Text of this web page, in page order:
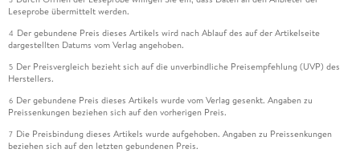
Leseprobe übermittelt werden.
4 Der gebundene Preis dieses Artikels wird nach Ablauf des auf der Artikelseite
dargestellten Datums vom Verlag angehoben.
5 Der Preisvergleich bezieht sich auf die unverbindliche Preisempfehlung (UVP) des
Herstellers.
6 Der gebundene Preis dieses Artikels wurde vom Verlag gesenkt. Angaben zu
Preissenkungen beziehen sich auf den vorherigen Preis.
7 Die Preisbindung dieses Artikels wurde aufgehoben. Angaben zu Preissenkungen
beziehen sich auf den letzten gebundenen Preis.